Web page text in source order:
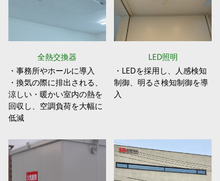
全熱交換器
・事務所やホールに導入
・換気の際に排出される、
涼しい・暖かい室内の熱を
回収し、空調負荷を大幅に
低減
LED照明
・LEDを採用し、人感検知
制御、明るさ検知制御を導
入